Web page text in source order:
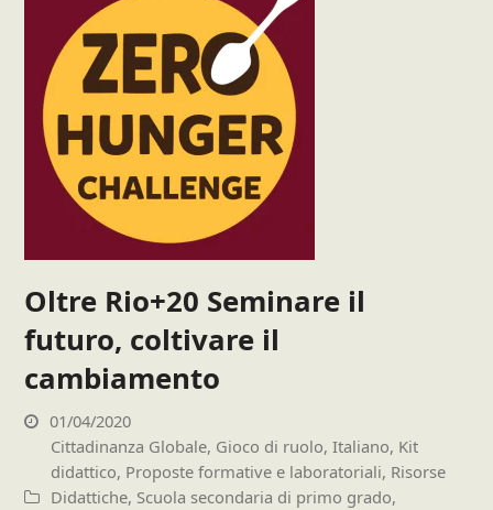
Oltre Rio+20 Seminare il
futuro, coltivare il
cambiamento
01/04/2020
Cittadinanza Globale, Gioco di ruolo,Italiano, Kit
didattico, Proposte formative e laboratoriali, Risorse
Didattiche, Scuola secondaria di primo grado,